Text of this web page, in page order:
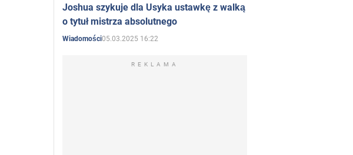
Joshua szykuje dla Usyka ustawkę z walką
o tytuł mistrza absolutnego
Wiadomości05.03.2025 16:22
REKLAMA